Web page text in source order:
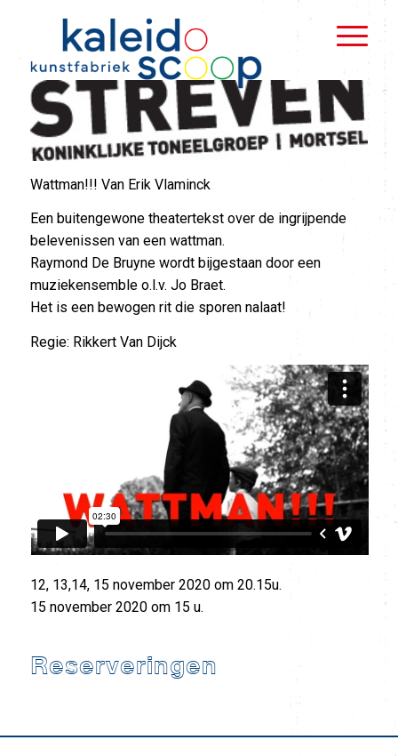
Wattman!!! Van Erik Vlaminck
Een buitengewone theatertekst over de ingrijpende
belevenissen van een wattman.
Raymond De Bruyne wordt bijgestaan door een
muziekensemble o.l.v. Jo Braet.
Het is een bewogen rit die sporen nalaat!
Regie: Rikkert Van Dijck
12, 13,14, 15 november 2020 om 20.15u.
15 november 2020 om 15 u.
Reserveringen